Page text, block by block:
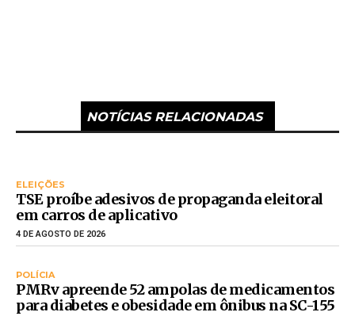
NOTÍCIAS RELACIONADAS
ELEIÇÕES
TSE proíbe adesivos de propaganda eleitoral
em carros de aplicativo
4 DE AGOSTO DE 2026
POLÍCIA
PMRv apreende 52 ampolas de medicamentos
para diabetes e obesidade em ônibus na SC-155